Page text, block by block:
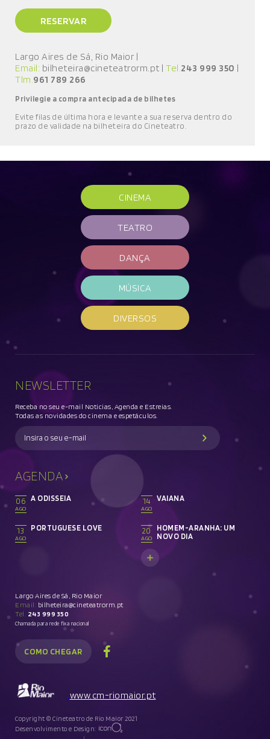
RESERVAR
Largo Aires de Sá, Rio Maior |
Email: bilheteira@cineteatrorm.pt | Tel.243 999 350 |
Tlm.961 789 266
Privilegie a compra antecipada de bilhetes
Evite filas de última hora e levante a sua reserva dentro do
prazo de validade na bilheteira do Cineteatro.
CINEMA
TEATRO
DANÇA
MÚSICA
DIVERSOS
NEWSLETTER
Receba no seu e-mail Noticias, Agenda e Estreias.
Todas as novidades do cinema e espetáculos.
AGENDA
06
AGO
A ODISSEIA
13
AGO
PORTUGUESE LOVE
14
AGO
VAIANA
20
AGO
HOMEM-ARANHA: UM
NOVO DIA
Largo Aires de Sá, Rio Maior
Email: bilheteira@cineteatrorm.pt
Tel. 243 999 350
Chamada para rede fixa nacional
COMO CHEGAR
www.cm-riomaior.pt
Copyright © Cineteatro de Rio Maior 2021
Desenvolvimento e Design: